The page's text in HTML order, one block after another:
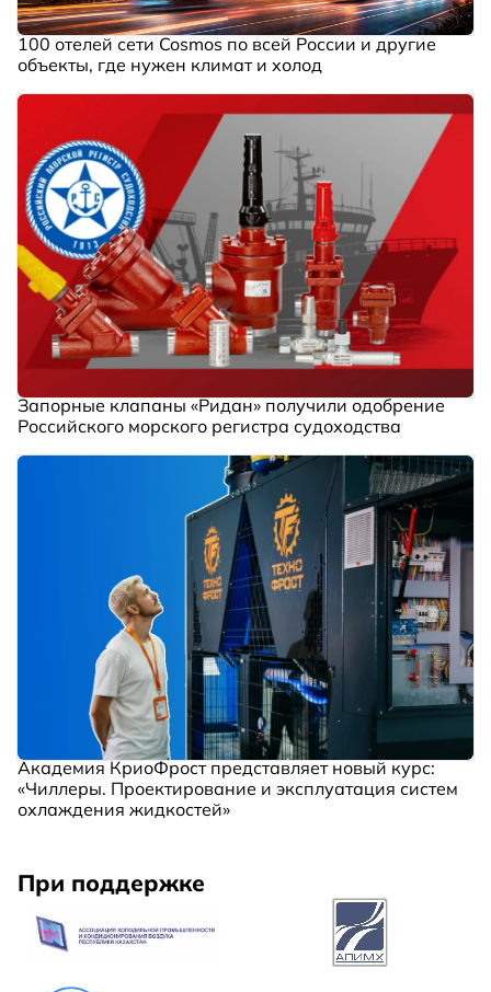
100 отелей сети Cosmos по всей России и другие
объекты, где нужен климат и холод
Запорные клапаны «Ридан» получили одобрение
Российского морского регистра судоходства
Академия КриоФрост представляет новый курс:
«Чиллеры. Проектирование и эксплуатация систем
охлаждения жидкостей»
При поддержке